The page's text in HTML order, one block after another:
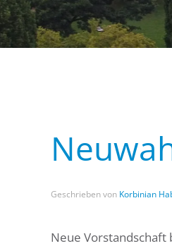
Geschrieben von Korbinian
Neue Vorstandschaft